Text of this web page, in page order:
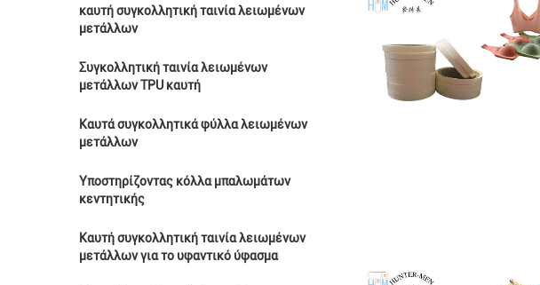
καυτή συγκολλητική ταινία λειωμένων
μετάλλων
Συγκολλητική ταινία λειωμένων
μετάλλων TPU καυτή
Καυτά συγκολλητικά φύλλα λειωμένων
μετάλλων
Υποστηρίζοντας κόλλα μπαλωμάτων
κεντητικής
Καυτή συγκολλητική ταινία λειωμένων
μετάλλων για το υφαντικό ύφασμα